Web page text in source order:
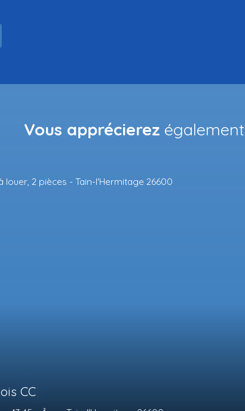
Vous apprécierez également
CC